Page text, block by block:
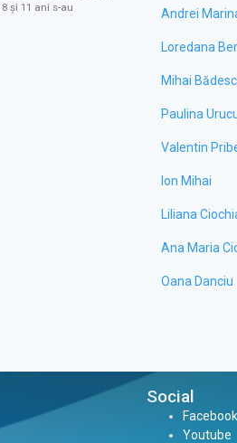
și 11 ani s-au
Andrei
Loredana
Mihai
Paulina
Valentin
Ion Mihai
Liliana
Ana Maria
Oana Danciu
Social
Facebook
Youtube